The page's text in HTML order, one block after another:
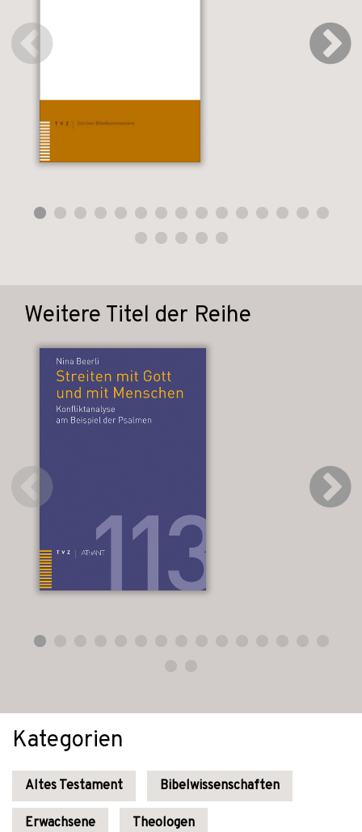
Weitere Titel der Reihe
Kategorien
Altes Testament Bibelwissenschaften
Erwachsene Theologen